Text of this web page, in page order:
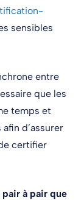
sensibles
entre
que les
temps et
d’assurer
certifier
à pair que